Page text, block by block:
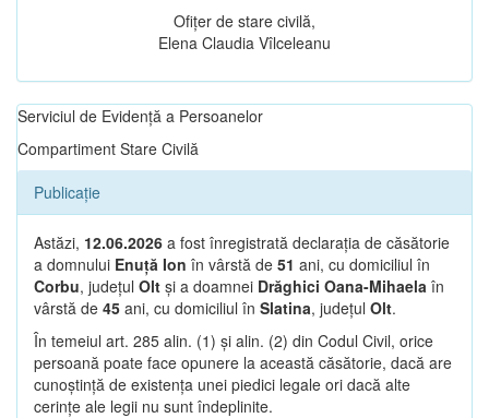
Ofițer de stare civilă,
Elena Claudia Vîlceleanu
Serviciul de Evidență a Persoanelor
Compartiment Stare Civilă
Publicație
Astăzi, 12.06.2026 a fost înregistrată declarația de căsătorie
a domnului Enuță Ion în vârstă de 51 ani, cu domiciliul în
Corbu, județul Olt și a doamnei Drăghici Oana-Mihaela în
vârstă de 45 ani, cu domiciliul în Slatina, județul Olt.
În temeiul art. 285 alin. (1) și alin. (2) din Codul Civil, orice
persoană poate face opunere la această căsătorie, dacă are
cunoștință de existența unei piedici legale ori dacă alte
cerințe ale legii nu sunt îndeplinite.